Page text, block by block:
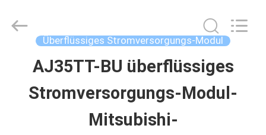
STARTSEITE
Wisdomlong
Überflüssiges Stromversorgungs-Modul
AJ35TT-BU überflüssiges
Stromversorgungs-Modul-
Mitsubishi-